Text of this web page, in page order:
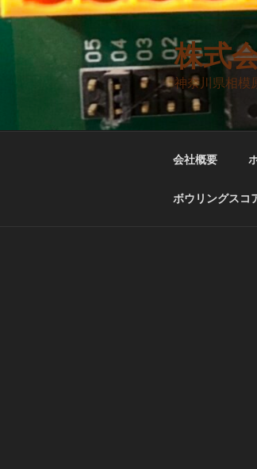
コ
ン
株式
神奈川県相模
会社概要
ボウリングスコ